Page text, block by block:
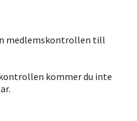
medlemskontrollen till
kommer du inte